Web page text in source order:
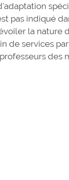
pas indiqué
la nature
de services